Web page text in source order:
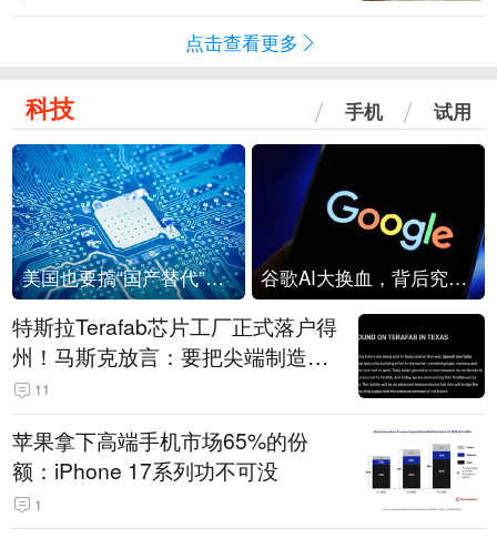
点击查看更多
科技 手机 试用
美国也要搞“国产替代”？先算清三笔账 谷歌AI大换血，背后究竟发生了什么？
特斯拉Terafab芯片工厂正式落户得
州！马斯克放言：要把尖端制造带
回美国
11
苹果拿下高端手机市场65%的份
额：iPhone 17系列功不可没
1